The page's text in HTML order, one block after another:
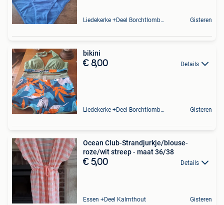
Liedekerke +Deel Borchtlombeek Gisteren
bikini
€ 8,00 Details
Liedekerke +Deel Borchtlombeek Gisteren
Ocean Club-Strandjurkje/blouse-
roze/wit streep - maat 36/38
€ 5,00 Details
Essen +Deel Kalmthout Gisteren